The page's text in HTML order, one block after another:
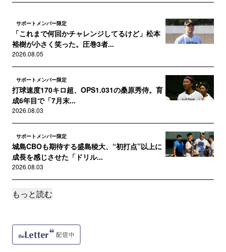
サポートメンバー限定
「これまで何回かチャレンジしてるけど」松本
裕樹が小さく笑った。圧巻3者...
2026.08.05
サポートメンバー限定
打球速度170キロ超、OPS1.031の桑原秀侍。育
成6年目で「7月末...
2026.08.03
サポートメンバー限定
城島CBOも期待する盛島稜大、“初打点”以上に
成長を感じさせた「ドリル...
2026.08.03
サポートメンバー限定
2026.08.02
もっと読む